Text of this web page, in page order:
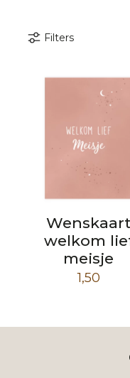
Filters
Wenskaart
welkom
meisje
1,50